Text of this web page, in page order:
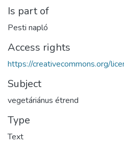
Is part of
Pesti napló
Access rights
https://creativecommons.org/
Subject
vegetáriánus étrend
Type
Text